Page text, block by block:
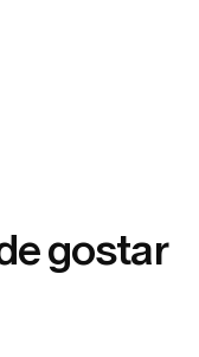
gostar